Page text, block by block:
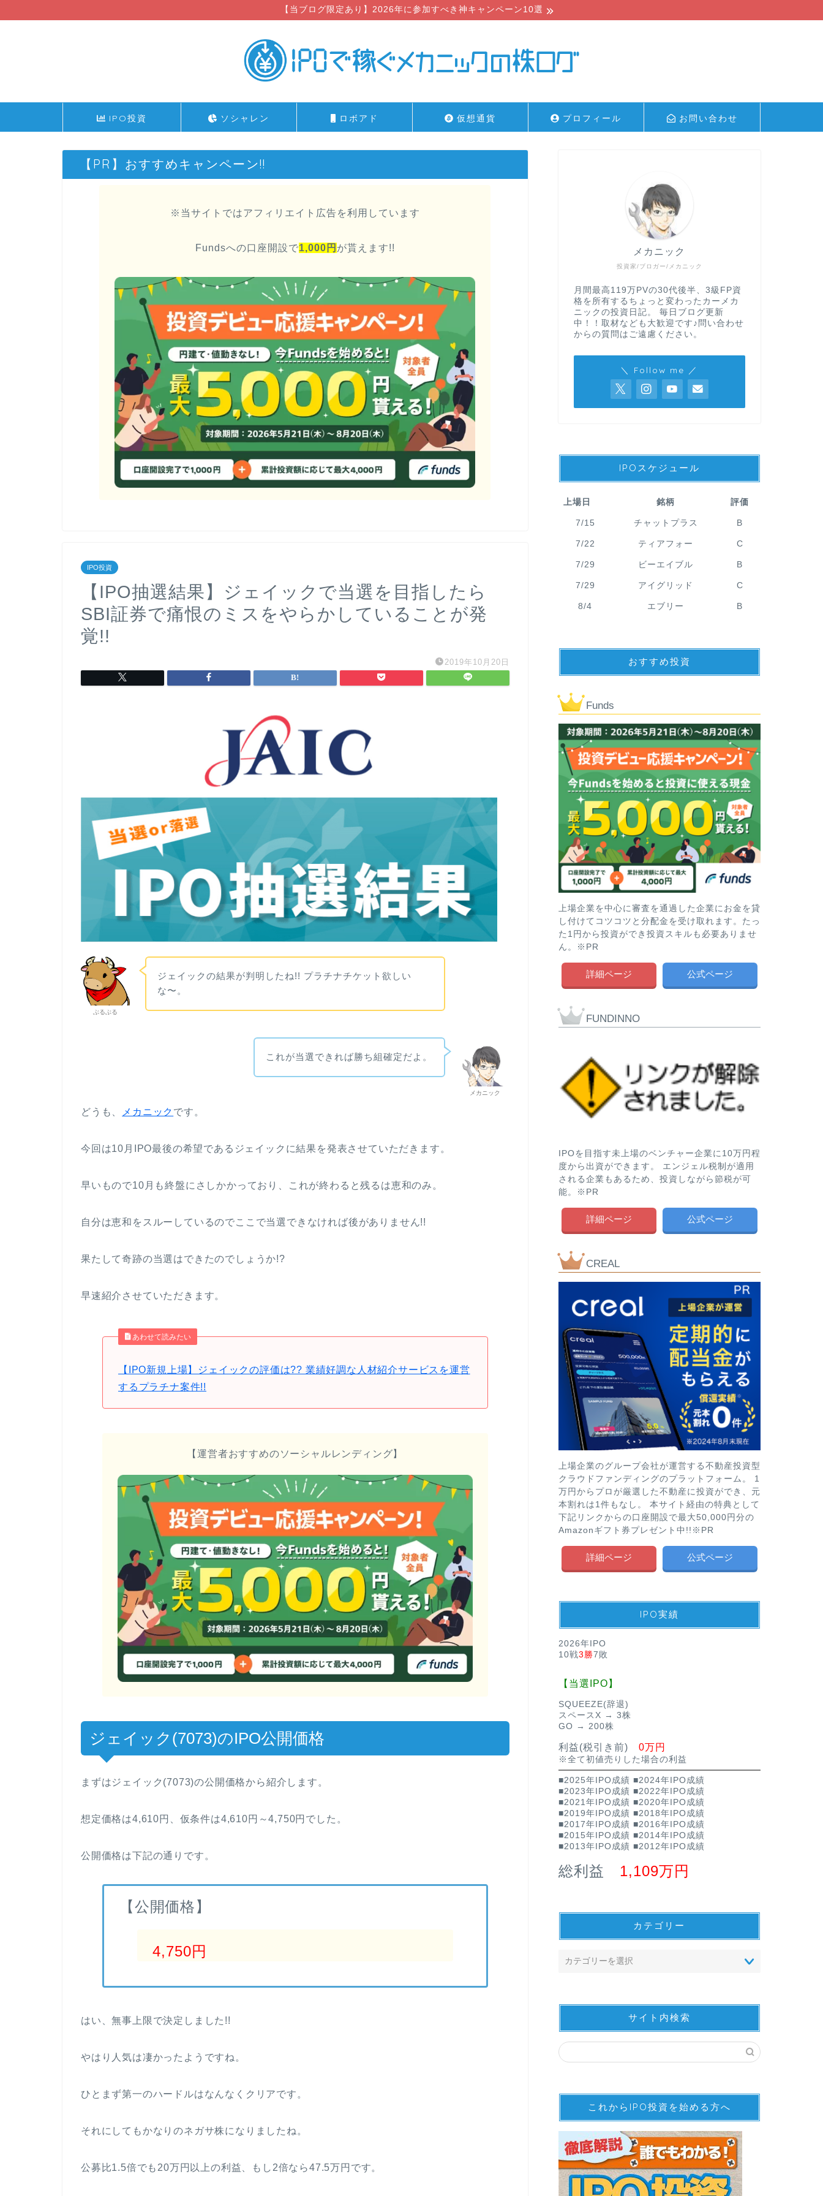
【当ブログ限定あり】2026年に参加すべき神キャンペーン10選
IPO投資 ソシャレン ロボアド 仮想通貨 プロフィール お問い合わせ
【PR】おすすめキャンペーン!!
※当サイトではアフィリエイト広告を利用しています
Fundsへの口座開設で1,000円 が貰えます!!
IPO投資
【IPO抽選結果】ジェイックで当選を目指したら
SBI証券で痛恨のミスをやらかしていることが発
覚!!
2019年10月20日
ぶるぶる
ジェイックの結果が判明したね!! プラチナチケット欲しい
な〜。
メカニック
これが当選できれば勝ち組確定だよ。
どうも、 メカニック です。
今回は10月IPO最後の希望であるジェイックに結果を発表させていただきます。
早いもので10月も終盤にさしかかっており、これが終わると残るは恵和のみ。
自分は恵和をスルーしているのでここで当選できなければ後がありません!!
果たして奇跡の当選はできたのでしょうか!?
早速紹介させていただきます。
あわせて読みたい
【IPO新規上場】ジェイックの評価は?? 業績好調な人材紹介サービスを運営
するプラチナ案件!!
【運営者おすすめのソーシャルレンディング】
ジェイック(7073)のIPO公開価格
まずはジェイック(7073)の公開価格から紹介します。
想定価格は4,610円、仮条件は4,610円～4,750円でした。
公開価格は下記の通りです。
【公開価格】
4,750円
はい、無事上限で決定しました!!
やはり人気は凄かったようですね。
ひとまず第一のハードルはなんなくクリアです。
それにしてもかなりのネガサ株になりましたね。
公募比1.5倍でも20万円以上の利益、もし2倍なら47.5万円です。
投資家/ブロガー/メカニック
メカニック
月間最高119万PVの30代後半、3級FP資
格を所有するちょっと変わったカーメカ
ニックの投資日記。 毎日ブログ更新
中！！取材なども大歓迎です♪問い合わせ
からの質問はご遠慮ください。
＼ Follow me ／
IPOスケジュール
上場日 銘柄 評価
7/15 チャットプラス B
7/22 ティアフォー C
7/29 ビーエイブル B
7/29 アイグリッド C
8/4 エブリー B
おすすめ投資
Funds
上場企業を中心に審査を通過した企業にお金を貸
し付けてコツコツと分配金を受け取れます。たっ
た1円から投資ができ投資スキルも必要ありませ
ん。※PR
詳細ページ 公式ページ
FUNDINNO
IPOを目指す未上場のベンチャー企業に10万円程
度から出資ができます。 エンジェル税制が適用
される企業もあるため、投資しながら節税が可
能。※PR
詳細ページ 公式ページ
CREAL
上場企業のグループ会社が運営する不動産投資型
クラウドファンディングのプラットフォーム。 1
万円からプロが厳選した不動産に投資ができ、元
本割れは1件もなし。 本サイト経由の特典として
下記リンクからの口座開設で最大50,000円分の
Amazonギフト券プレゼント中!!※PR
詳細ページ 公式ページ
IPO実績
2026年IPO
10戦3勝7敗
【当選IPO】
SQUEEZE(辞退)
スペースX → 3株
GO → 200株
利益(税引き前) 0万円
※全て初値売りした場合の利益
■2025年IPO成績 ■2024年IPO成績
■2023年IPO成績 ■2022年IPO成績
■2021年IPO成績 ■2020年IPO成績
■2019年IPO成績 ■2018年IPO成績
■2017年IPO成績 ■2016年IPO成績
■2015年IPO成績 ■2014年IPO成績
■2013年IPO成績 ■2012年IPO成績
総利益 1,109万円
カテゴリー
サイト内検索
これからIPO投資を始める方へ